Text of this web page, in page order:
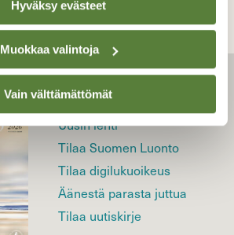
Hyväksy evästeet
Muokkaa valintoja
Vain välttämättömät
LEHTI
Uusin lehti
Tilaa Suomen Luonto
Tilaa digilukuoikeus
Äänestä parasta juttua
Tilaa uutiskirje